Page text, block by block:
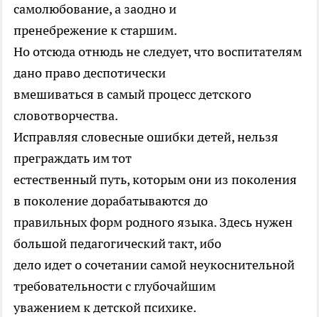
самолюбование, а заодно и
пренебрежение к старшим.
Но отсюда отнюдь не следует, что воспитателям
дано право деспотически
вмешиваться в самый процесс детского
словотворчества.
Исправляя словесные ошибки детей, нельзя
преграждать им тот
естественный путь, которым они из поколения
в поколение дорабатываются до
правильных форм родного языка. Здесь нужен
большой педагогический такт, ибо
дело идет о сочетании самой неукоснительной
требовательности с глубочайшим
уважением к детской психике.